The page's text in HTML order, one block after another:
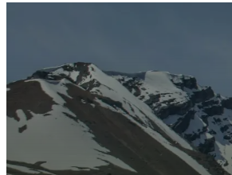
內
容
文化的激盪